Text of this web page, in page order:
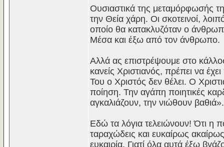
Ουσιαστικά της μεταμόρφωσής
την Θεία χάρη. Οι σκοτεινοί,
οποίο θα κατακλυζόταν ο
Μέσα και έξω από τον άνθρωπο.
Αλλά ας επιστρέψουμε στο
κανείς Χριστιανός, πρέπει να
Του ο Χριστός δεν θέλει. Ο
ποίηση. Την αγάπη ποιητικές
αγκαλιάζουν, την νιώθουν βαθιά».
Εδώ τα λόγια τελειώνουν! Ότι η
ταραχώδεις και ευκαίρως
ευκαιρία. Γιατί όλα αυτά έξω